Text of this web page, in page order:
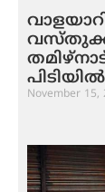
പിടിയില്‍
November 15,